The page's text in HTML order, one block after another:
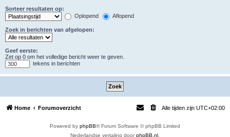
Sorteer resultaten op:
Oplopend
Aflopend
Zoek in berichten van afgelopen:
Geef eerste:
Zet op 0 om het volledige bericht weer te geven.
tekens in berichten
Home Forumoverzicht Alle tijden zijn UTC+02:00
Powered by phpBB® Forum Software © phpBB Limited
Nederlandse vertaling doorphpBB.nl .